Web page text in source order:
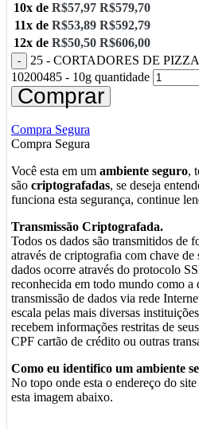
10x de R$57,97 R$579,70
11x de R$53,89 R$592,79
12x de R$50,50 R$606,00
25 - CORTADORES DE
10200485 - 10g quantidade
Comprar
Compra Segura
Compra Segura
Você esta em um ambiente seguro,
são criptografadas, se deseja
funciona esta segurança, continue
Transmissão Criptografada.
Todos os dados são transmitidos de
através de criptografia com chave de
dados ocorre através do protocolo
reconhecida em todo mundo como a
transmissão de dados via rede
escala pelas mais diversas
recebem informações restritas de
CPF cartão de crédito ou outras
Como eu identifico um ambiente
No topo onde esta o endereço do
esta imagem abaixo.